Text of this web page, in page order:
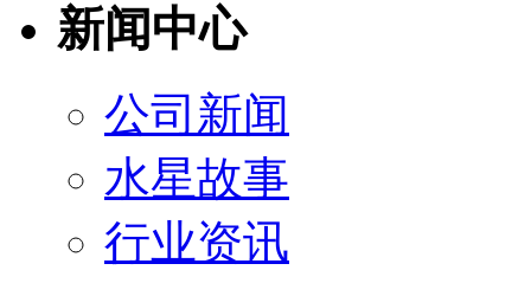
新闻中心
公司新闻
水星故事
行业资讯